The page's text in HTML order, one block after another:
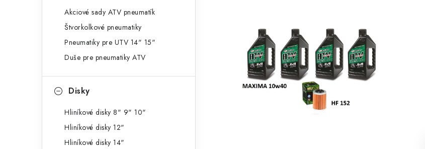
p
Akciové sady ATV pneumatík
Štvorkolkové pneumatiky
Pneumatiky pre UTV 14" 15"
Duše pre pneumatiky ATV
Disky
Hliníkové disky 8" 9" 10"
Hliníkové disky 12"
Hliníkové disky 14"